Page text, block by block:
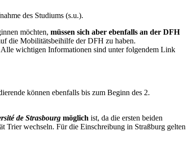
des Studiums (s.u.).
möchten, müssen sich aber ebenfalls an der DFH
die Mobilitätsbeihilfe der DFH zu haben.
wichtigen Informationen sind unter folgendem Link
können ebenfalls bis zum Beginn des 2.
de Strasbourg möglich ist, da die ersten beiden
Trier wechseln. Für die Einschreibung in Straßburg gelten